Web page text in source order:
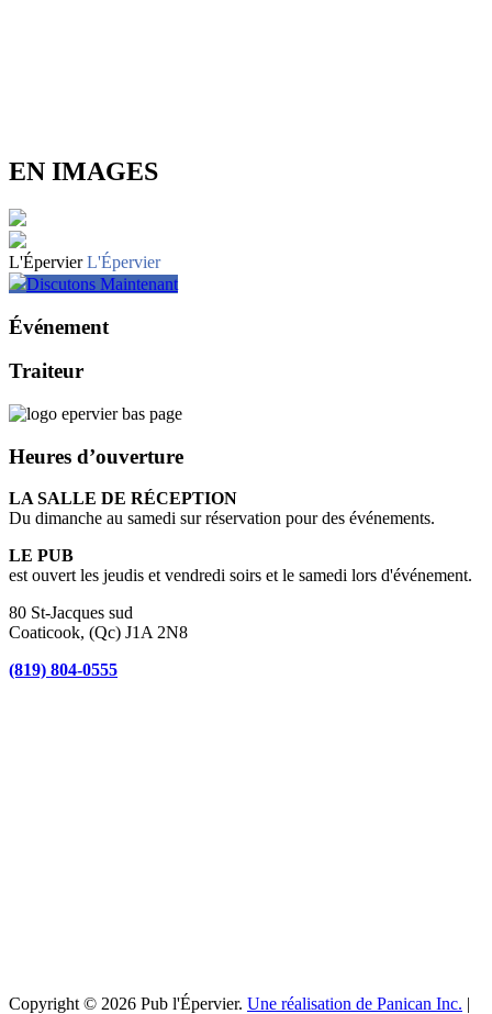
EN IMAGES
L'Épervier L'Épervier
Discutons Maintenant
Événement
Traiteur
Heures d’ouverture
LA SALLE DE RÉCEPTION
Du dimanche au samedi sur réservation pour des événements.
LE PUB
est ouvert les jeudis et vendredi soirs et le samedi lors d'événement.
80 St-Jacques sud
Coaticook, (Qc) J1A 2N8
(819) 804-0555
Copyright © 2026 Pub l'Épervier. Une réalisation de Panican Inc. |